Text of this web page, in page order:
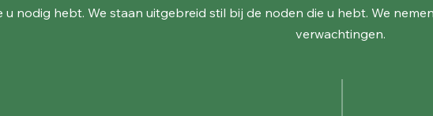
u nodig hebt. We staan uitgebreid stil bij de noden die u hebt. We
verwachtingen.